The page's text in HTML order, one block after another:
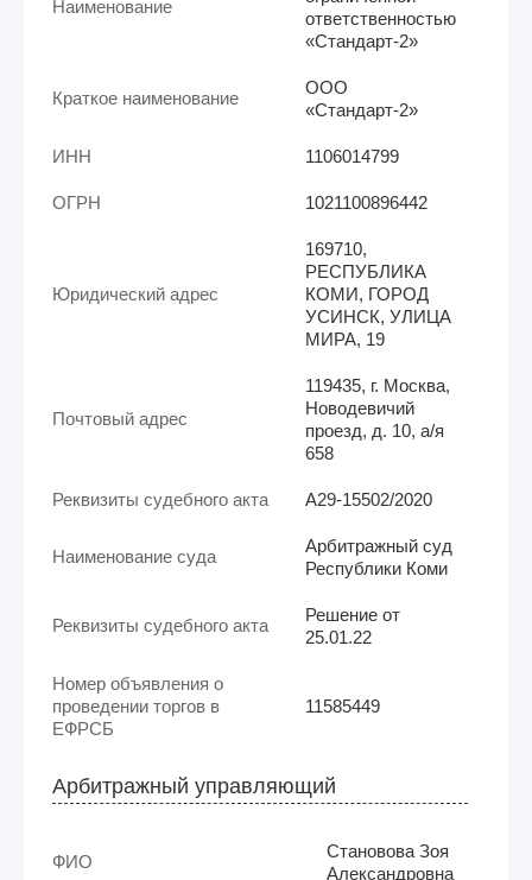
Наименование
ответственностью
«Стандарт-2»
Краткое наименование
ООО
«Стандарт-2»
ИНН 1106014799
ОГРН 1021100896442
Юридический адрес
169710,
РЕСПУБЛИКА
КОМИ, ГОРОД
УСИНСК, УЛИЦА
МИРА, 19
Почтовый адрес
119435, г. Москва,
Новодевичий
проезд, д. 10, а/я
658
Реквизиты судебного акта А29-15502/2020
Наименование суда
Арбитражный суд
Республики Коми
Реквизиты судебного акта
Решение от
25.01.22
Номер объявления о
проведении торгов в
ЕФРСБ
11585449
Арбитражный управляющий
ФИО
Становова Зоя
Александровна